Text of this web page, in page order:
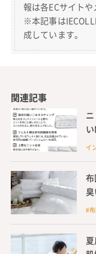
報は各ECサイトや
※本記事は
成しています。
関連記事
イ
#